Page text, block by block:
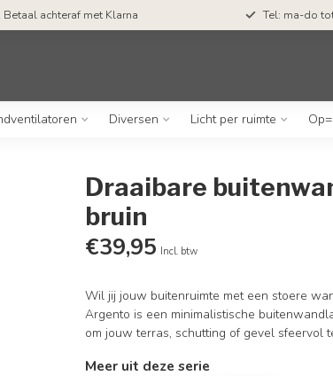
achteraf met Klarna Tel: ma-do
Diversen Licht per ruimte
Draaibare
bruin
€39,95 Incl. btw
Wil jij jouw buitenruimte met een stoere
Argento is een minimalistische
om jouw terras, schutting of gevel sfeervol
Meer uit deze serie